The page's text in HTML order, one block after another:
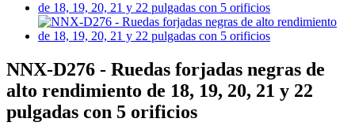
NNX-D276 - Ruedas forjadas negras de
alto rendimiento de 18, 19, 20, 21 y 22
pulgadas con 5 orificios